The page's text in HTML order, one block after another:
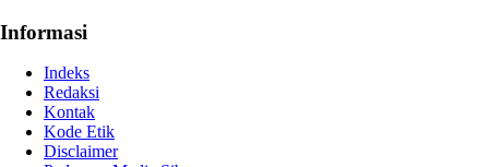
Informasi
Indeks
Redaksi
Kontak
Kode Etik
Disclaimer